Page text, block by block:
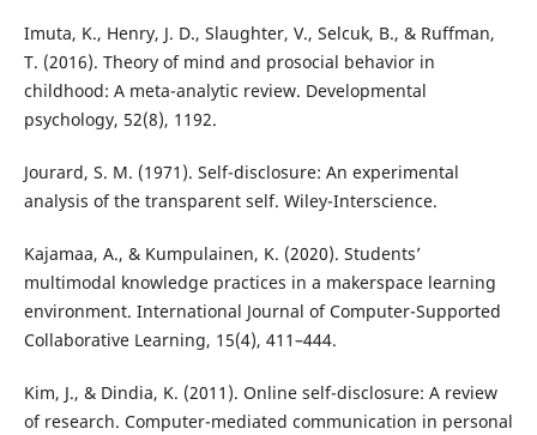
Imuta, K., Henry, J. D., Slaughter, V., Selcuk, B., & Ruffman,
T. (2016). Theory of mind and prosocial behavior in
childhood: A meta-analytic review. Developmental
psychology, 52(8), 1192.
Jourard, S. M. (1971). Self-disclosure: An experimental
analysis of the transparent self. Wiley-Interscience.
Kajamaa, A., & Kumpulainen, K. (2020). Students’
multimodal knowledge practices in a makerspace learning
environment. International Journal of Computer-Supported
Collaborative Learning, 15(4), 411–444.
Kim, J., & Dindia, K. (2011). Online self-disclosure: A review
of research. Computer-mediated communication in personal